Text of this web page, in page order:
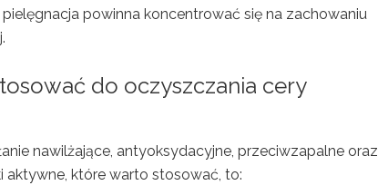
powinna koncentrować się na zachowaniu
do oczyszczania cery
nawilżające, antyoksydacyjne, przeciwzapalne oraz
aktywne, które warto stosować, to: